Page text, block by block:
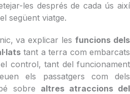
les després de cada ús així
següent viatge.
va explicar lesfuncions dels
tant a terra com embarcats
control, tant del funcionament
els passatgers com dels
sobre altres atraccions del